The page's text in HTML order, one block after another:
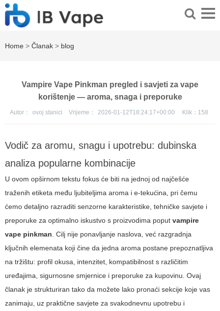
Home > Članak > blog
Vampire Vape Pinkman pregled i savjeti za vape
korištenje — aroma, snaga i preporuke
Autor： ovoj stanici Vrijeme： 2026-01-12T18:24:17+00:00 Klik： 158
Vodič za aromu, snagu i upotrebu: dubinska
analiza popularne kombinacije
U ovom opširnom tekstu fokus će biti na jednoj od najčešće
traženih etiketa među ljubiteljima aroma i e-tekućina, pri čemu
ćemo detaljno razraditi senzorne karakteristike, tehničke savjete i
preporuke za optimalno iskustvo s proizvodima poput vampire
vape pinkman. Cilj nije ponavljanje naslova, već razgradnja
ključnih elemenata koji čine da jedna aroma postane prepoznatljiva
na tržištu: profil okusa, intenzitet, kompatibilnost s različitim
uređajima, sigurnosne smjernice i preporuke za kupovinu. Ovaj
članak je strukturiran tako da možete lako pronaći sekcije koje vas
zanimaju, uz praktične savjete za svakodnevnu upotrebu i